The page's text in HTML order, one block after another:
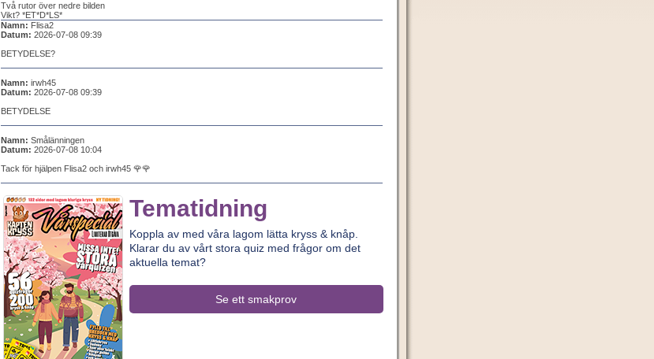
Två rutor över nedre bilden
Vikt? *ET*D*LS*
Namn: Flisa2
Datum: 2026-07-08 09:39
BETYDELSE?
Namn: irwh45
Datum: 2026-07-08 09:39
BETYDELSE
Namn: Smålänningen
Datum: 2026-07-08 10:04
Tack för hjälpen Flisa2 och irwh45 🌹🌹
Tematidning
Koppla av med våra lagom lätta kryss & knåp.
Klarar du av vårt stora quiz med frågor om det
aktuella temat?
Se ett smakprov